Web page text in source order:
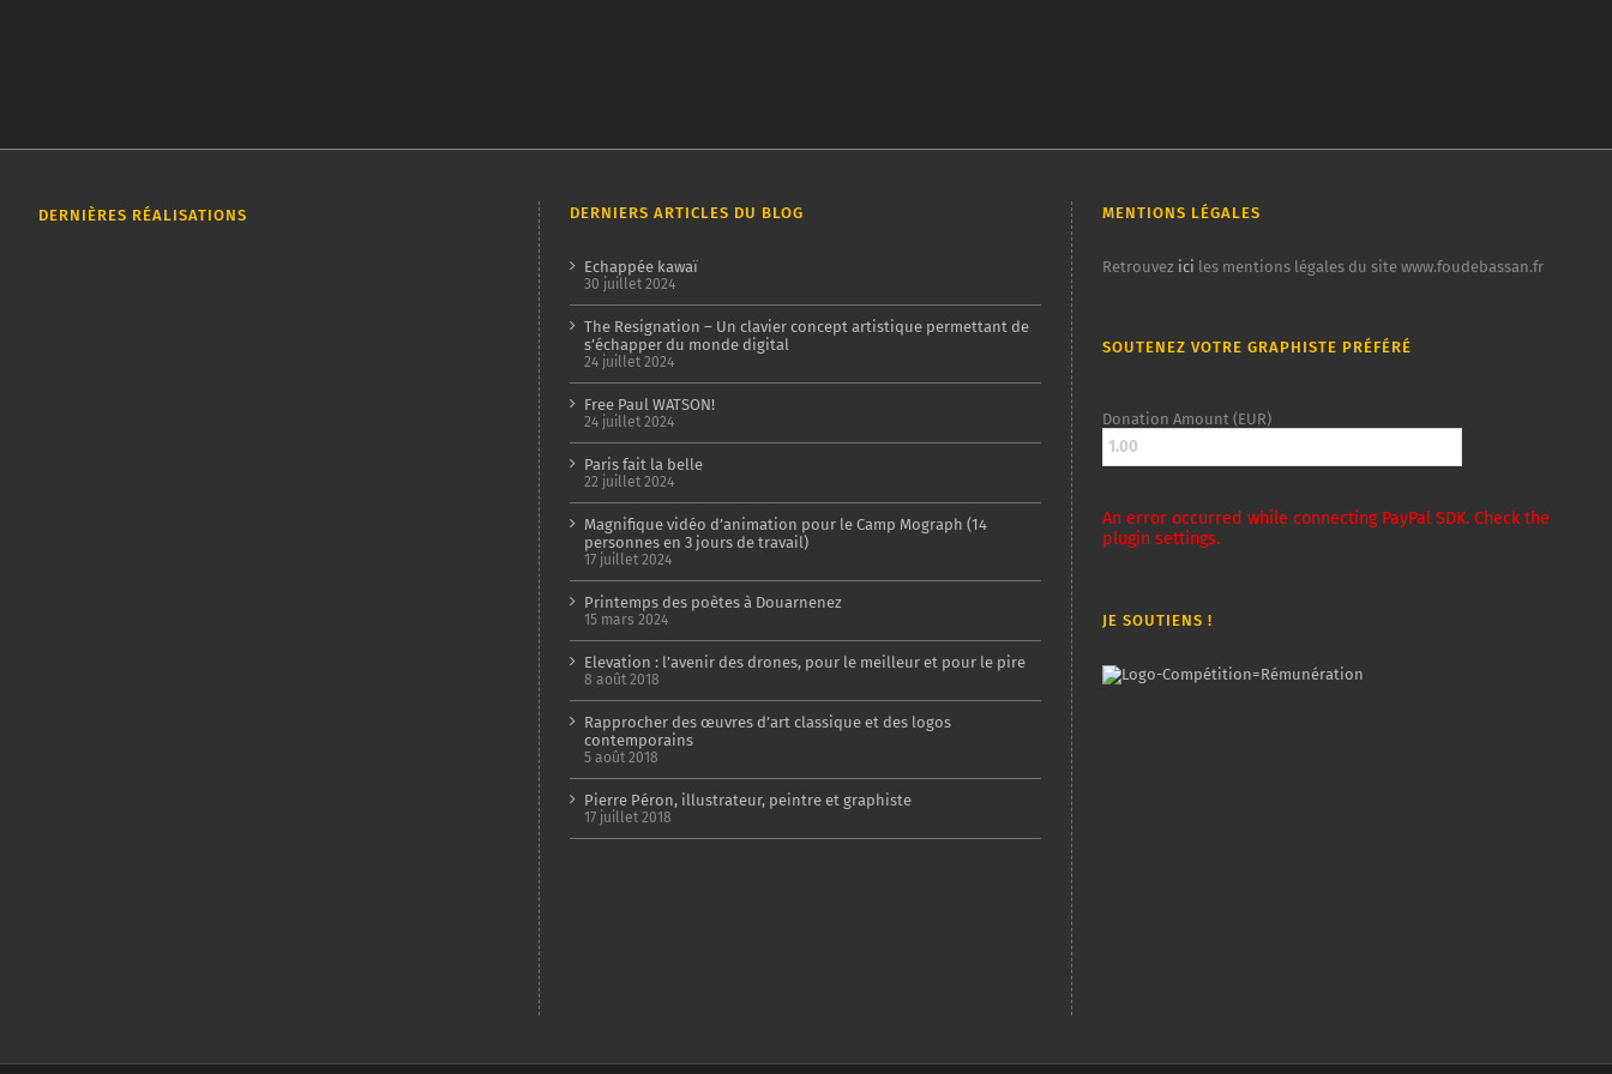
DERNIÈRES RÉALISATIONS DERNIERS ARTICLES DU BLOG
Echappée kawaï
30 juillet 2024
The Resignation – Un clavier concept artistique permettant de
s’échapper du monde digital
24 juillet 2024
Free Paul WATSON!
24 juillet 2024
Paris fait la belle
22 juillet 2024
Magnifique vidéo d’animation pour le Camp Mograph (14
personnes en 3 jours de travail)
17 juillet 2024
Printemps des poètes à Douarnenez
15 mars 2024
Elevation : l’avenir des drones, pour le meilleur et pour le pire
8 août 2018
Rapprocher des œuvres d’art classique et des logos
contemporains
5 août 2018
Pierre Péron, illustrateur, peintre et graphiste
17 juillet 2018
MENTIONS LÉGALES
Retrouvez ici les mentions légales du site www.foudebassan.fr
SOUTENEZ VOTRE GRAPHISTE PRÉFÉRÉ
Donation Amount (EUR)
An error occurred while connecting PayPal SDK. Check the
plugin settings.
JE SOUTIENS !